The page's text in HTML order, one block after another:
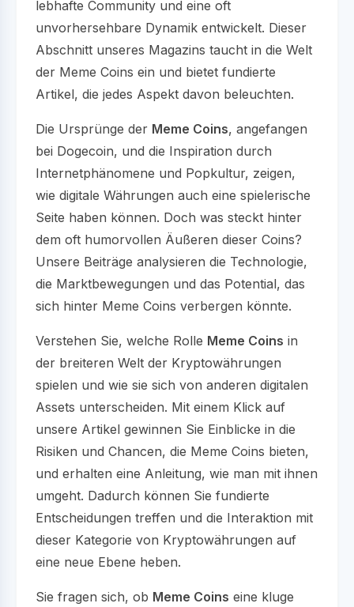
lebhafte Community und eine oft
unvorhersehbare Dynamik entwickelt. Dieser
Abschnitt unseres Magazins taucht in die Welt
der Meme Coins ein und bietet fundierte
Artikel, die jedes Aspekt davon beleuchten.
Die Ursprünge der Meme Coins, angefangen
bei Dogecoin, und die Inspiration durch
Internetphänomene und Popkultur, zeigen,
wie digitale Währungen auch eine spielerische
Seite haben können. Doch was steckt hinter
dem oft humorvollen Äußeren dieser Coins?
Unsere Beiträge analysieren die Technologie,
die Marktbewegungen und das Potential, das
sich hinter Meme Coins verbergen könnte.
Verstehen Sie, welche Rolle Meme Coins in
der breiteren Welt der Kryptowährungen
spielen und wie sie sich von anderen digitalen
Assets unterscheiden. Mit einem Klick auf
unsere Artikel gewinnen Sie Einblicke in die
Risiken und Chancen, die Meme Coins bieten,
und erhalten eine Anleitung, wie man mit ihnen
umgeht. Dadurch können Sie fundierte
Entscheidungen treffen und die Interaktion mit
dieser Kategorie von Kryptowährungen auf
eine neue Ebene heben.
Sie fragen sich, ob Meme Coins eine kluge